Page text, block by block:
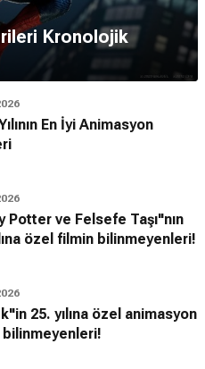
Kronolojik
En İyi Animasyon
Potter ve Felsefe Taşı"nın
özel filmin bilinmeyenleri!
25. yılına özel animasyon